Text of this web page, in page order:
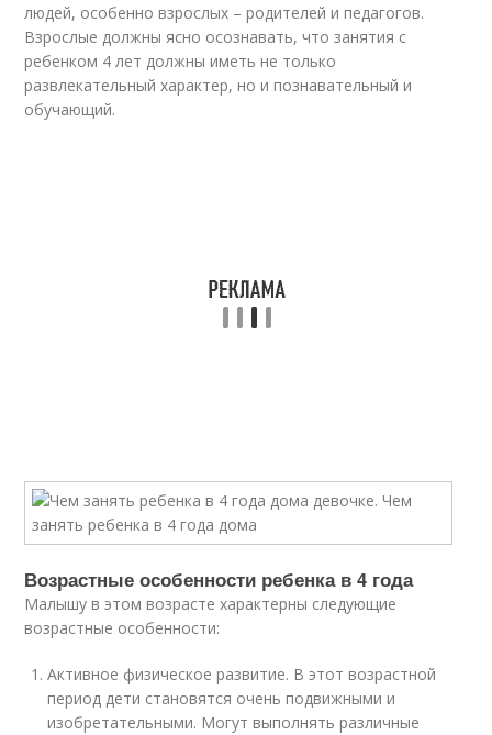
людей, особенно взрослых – родителей и педагогов.
Взрослые должны ясно осознавать, что занятия с
ребенком 4 лет должны иметь не только
развлекательный характер, но и познавательный и
обучающий.
Возрастные особенности ребенка в 4 года
Малышу в этом возрасте характерны следующие
возрастные особенности:
Активное физическое развитие. В этот возрастной
период дети становятся очень подвижными и
изобретательными. Могут выполнять различные